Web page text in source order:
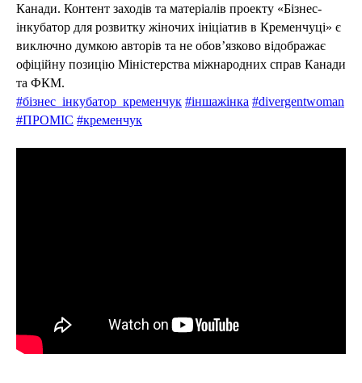
Канади. Контент заходів та матеріалів проекту «Бізнес-
інкубатор для розвитку жіночих ініціатив в Кременчуці» є
виключно думкою авторів та не обов’язково відображає
офіційну позицію Міністерства міжнародних справ Канади
та ФКМ.
#бізнес_інкубатор_кременчук #іншажінка #divergentwoman
#ПРОМІС #кременчук